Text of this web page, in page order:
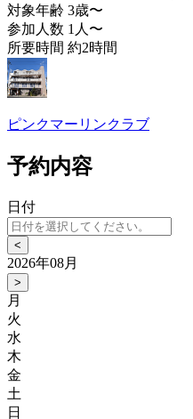
対象年齢 3歳〜
参加人数 1人〜
所要時間 約2時間
ピンクマーリンクラブ
予約内容
日付
<
2026年08月
>
月
火
水
木
金
土
日